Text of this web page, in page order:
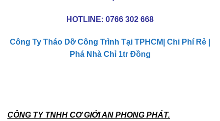
Công Ty Tháo Dỡ Công Trình Tại TPHCM| Chi Phí Rẻ |